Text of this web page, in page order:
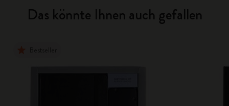
Das könnte Ihnen auch gefallen